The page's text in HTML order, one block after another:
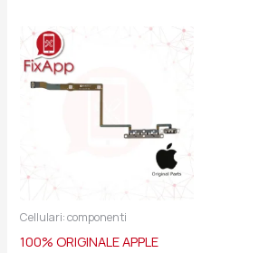
Cellulari: componenti
100% ORIGINALE APPLE